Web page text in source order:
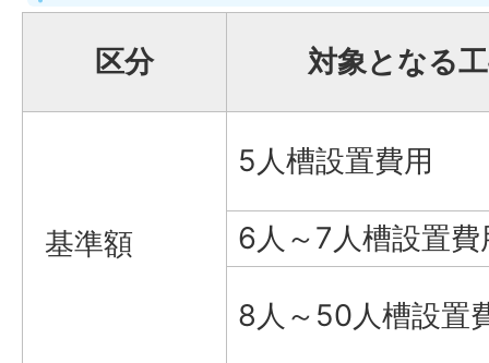
区分 対象となる
基準額
5人槽設置費用
6人～7人槽設置費
8人～50人槽設置